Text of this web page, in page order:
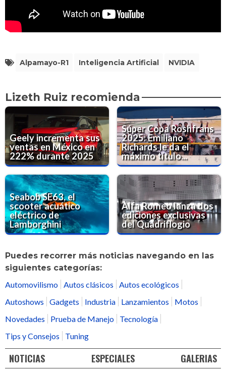
Alpamayo-R1 Inteligencia Artificial NVIDIA
Lizeth Ruiz recomienda
Geely incrementa sus
ventas en México en
222% durante 2025
Súper Copa Roshfrans
2025: Emiliano
Richards le da el
máximo título...
Seabob SE63, el
scooter acuático
eléctrico de
Lamborghini
Alfa Romeo lanza dos
ediciones exclusivas
del Quadriflogio
Puedes recorrer más noticias navegando en las
siguientes categorías:
Automovilismo Autos clásicos
Autos ecológicos
Autoshows
Gadgets Industria Lanzamientos
Motos
Novedades
Prueba de Manejo
Tecnología
Tips y Consejos
Tuning
NOTICIAS ESPECIALES GALERIAS